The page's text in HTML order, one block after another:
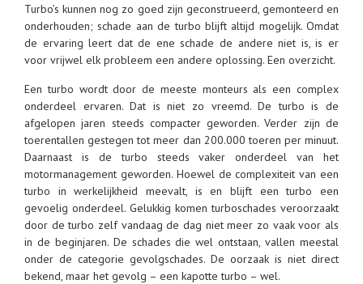
Turbo’s kunnen nog zo goed zijn geconstrueerd, gemonteerd en
onderhouden; schade aan de turbo blijft altijd mogelijk. Omdat
de ervaring leert dat de ene schade de andere niet is, is er
voor vrijwel elk probleem een andere oplossing. Een overzicht.
Een turbo wordt door de meeste monteurs als een complex
onderdeel ervaren. Dat is niet zo vreemd. De turbo is de
afgelopen jaren steeds compacter geworden. Verder zijn de
toerentallen gestegen tot meer dan 200.000 toeren per minuut.
Daarnaast is de turbo steeds vaker onderdeel van het
motormanagement geworden. Hoewel de complexiteit van een
turbo in werkelijkheid meevalt, is en blijft een turbo een
gevoelig onderdeel. Gelukkig komen turboschades veroorzaakt
door de turbo zelf vandaag de dag niet meer zo vaak voor als
in de beginjaren. De schades die wel ontstaan, vallen meestal
onder de categorie gevolgschades. De oorzaak is niet direct
bekend, maar het gevolg – een kapotte turbo – wel.